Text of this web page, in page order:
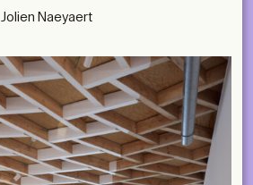
Jolien Naeyaert